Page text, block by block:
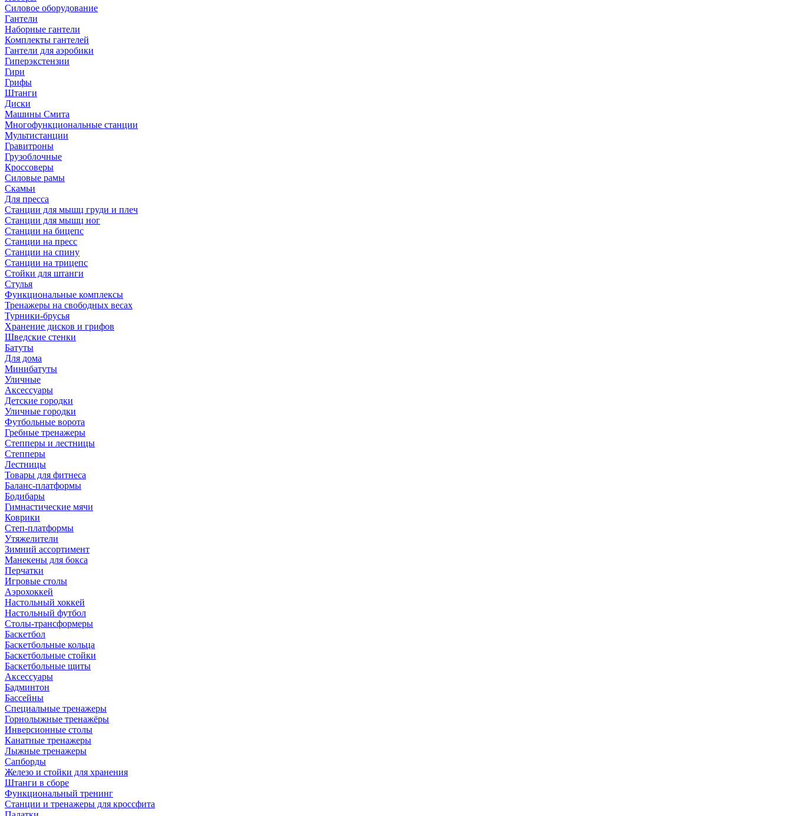
Силовое оборудование
Гантели
Наборные гантели
Комплекты гантелей
Гантели для аэробики
Гиперэкстензии
Гири
Грифы
Штанги
Диски
Машины Смита
Многофункциональные станции
Мультистанции
Гравитроны
Грузоблочные
Кроссоверы
Силовые рамы
Скамьи
Для пресса
Станции для мышц груди и плеч
Станции для мышц ног
Станции на бицепс
Станции на пресс
Станции на спину
Станции на трицепс
Стойки для штанги
Стулья
Функциональные комплексы
Тренажеры на свободных весах
Турники-брусья
Хранение дисков и грифов
Шведские стенки
Батуты
Для дома
Минибатуты
Уличные
Аксессуары
Детские городки
Уличные городки
Футбольные ворота
Гребные тренажеры
Степперы и лестницы
Степперы
Лестницы
Товары для фитнеса
Баланс-платформы
Бодибары
Гимнастические мячи
Коврики
Степ-платформы
Утяжелители
Зимний ассортимент
Манекены для бокса
Перчатки
Игровые столы
Аэрохоккей
Настольный хоккей
Настольный футбол
Столы-трансформеры
Баскетбол
Баскетбольные кольца
Баскетбольные стойки
Баскетбольные щиты
Аксессуары
Бадминтон
Бассейны
Специальные тренажеры
Горнолыжные тренажёры
Инверсионные столы
Канатные тренажеры
Лыжные тренажеры
Сапборды
Железо и стойки для хранения
Штанги в сборе
Функциональный тренинг
Станции и тренажеры для кроссфита